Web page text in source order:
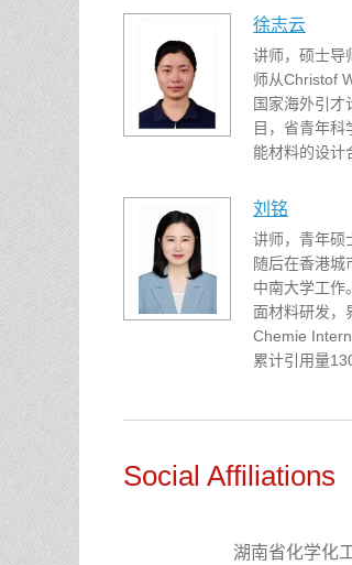
徐志云
讲师，硕士导
师从Christof
国家海外引才
目，省青年
能材料的设计
刘铭
讲师，青年硕
随后在香港城
中南大学工作
面材料研发，
Chemie
累计引用量
Social Affiliations
湖南省化学化